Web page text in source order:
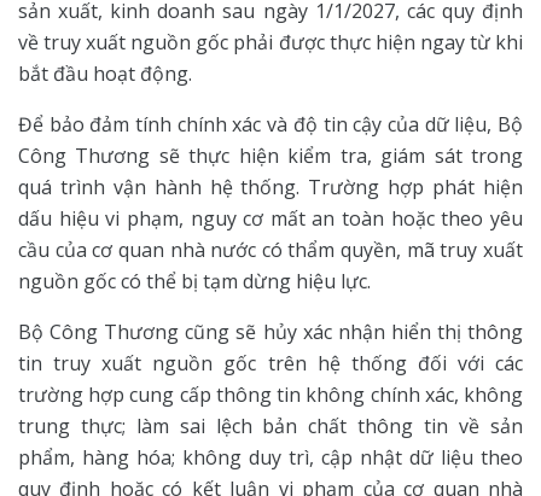
sản xuất, kinh doanh sau ngày 1/1/2027, các quy định
về truy xuất nguồn gốc phải được thực hiện ngay từ khi
bắt đầu hoạt động.
Để bảo đảm tính chính xác và độ tin cậy của dữ liệu, Bộ
Công Thương sẽ thực hiện kiểm tra, giám sát trong
quá trình vận hành hệ thống. Trường hợp phát hiện
dấu hiệu vi phạm, nguy cơ mất an toàn hoặc theo yêu
cầu của cơ quan nhà nước có thẩm quyền, mã truy xuất
nguồn gốc có thể bị tạm dừng hiệu lực.
Bộ Công Thương cũng sẽ hủy xác nhận hiển thị thông
tin truy xuất nguồn gốc trên hệ thống đối với các
trường hợp cung cấp thông tin không chính xác, không
trung thực; làm sai lệch bản chất thông tin về sản
phẩm, hàng hóa; không duy trì, cập nhật dữ liệu theo
quy định hoặc có kết luận vi phạm của cơ quan nhà